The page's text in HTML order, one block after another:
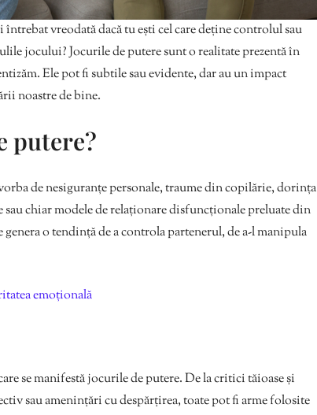
întrebat vreodată dacă tu ești cel care deține controlul sau
jocului? Jocurile de putere sunt o realitate prezentă în
Ele pot fi subtile sau evidente, dar au un impact
noastre de bine.
putere?
de nesiguranțe personale, traume din copilărie, dorința
chiar modele de relaționare disfuncționale preluate din
o tendință de a controla partenerul, de a-l manipula
emoțională
se manifestă jocurile de putere. De la critici tăioase și
sau amenințări cu despărțirea, toate pot fi arme folosite